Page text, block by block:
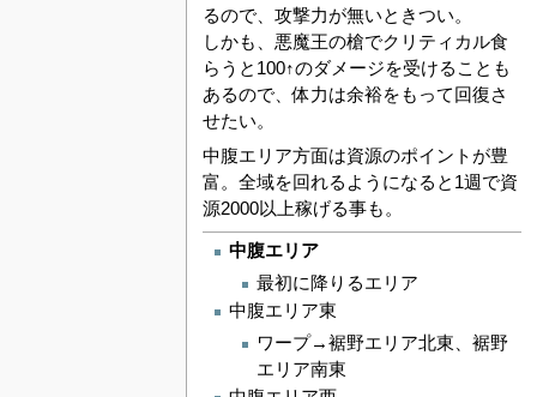
るので、攻撃力が無いときつい。
しかも、悪魔王の槍でクリティカル食
らうと100↑のダメージを受けることも
あるので、体力は余裕をもって回復さ
せたい。
中腹エリア方面は資源のポイントが豊
富。全域を回れるようになると1週で資
源2000以上稼げる事も。
中腹エリア
最初に降りるエリア
中腹エリア東
ワープ→裾野エリア北東、裾野
エリア南東